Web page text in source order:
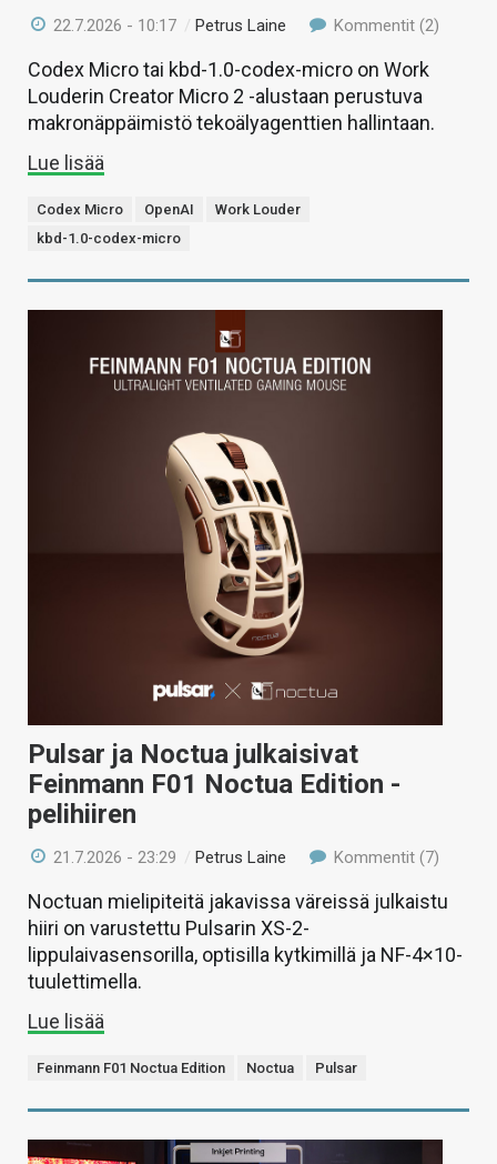
22.7.2026 - 10:17 / Petrus Laine Kommentit (2)
Codex Micro tai kbd-1.0-codex-micro on Work
Louderin Creator Micro 2 -alustaan perustuva
makronäppäimistö tekoälyagenttien hallintaan.
Lue lisää
Codex Micro OpenAI
Work Louder
kbd-1.0-codex-micro
Pulsar ja Noctua julkaisivat
Feinmann F01 Noctua Edition -
pelihiiren
21.7.2026 - 23:29 /Petrus Laine Kommentit (7)
Noctuan mielipiteitä jakavissa väreissä julkaistu
hiiri on varustettu Pulsarin XS-2-
lippulaivasensorilla, optisilla kytkimillä ja NF-4×10-
tuulettimella.
Lue lisää
Feinmann F01 Noctua Edition Noctua Pulsar